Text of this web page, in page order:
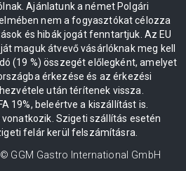
Ajánlatunk a német Polgári
nem a fogyasztókat célozza
és hibák jogát fenntartjuk. Az EU
maguk átvevő vásárlóknak meg kell
(19 %) összegét előlegként, amelyet
érkezése és az érkezési
után térítenek vissza.
19%, beleértve a kiszállítást is.
Szigeti szállítás esetén
felár kerül felszámításra.
© GGM Gastro International GmbH